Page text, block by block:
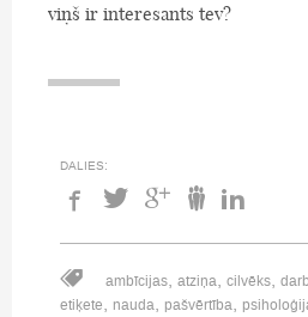
viņš ir interesants tev?
DALIES:
ambīcijas, atziņa, cilvēks,
etiķete, nauda, pašvērtība,